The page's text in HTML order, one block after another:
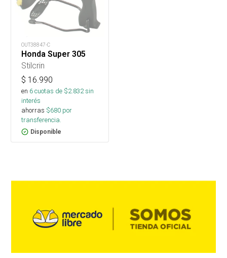
OUT38847-C
Honda Super 305
Stilcrin
$ 16.990
en 6cuotas de $2.832sin
interés
ahorras $680 por
transferencia.
Disponible